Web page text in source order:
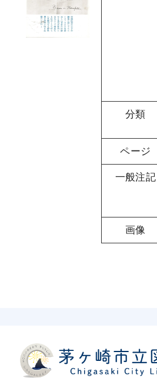
分類
ページ
一般注記
画像